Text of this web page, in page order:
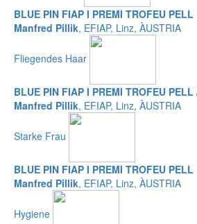
BLUE PIN FIAP I PREMI TROFEU PELL
Manfred Pillik, EFIAP, Linz, ÀUSTRIA
Fliegendes Haar
BLUE PIN FIAP I PREMI TROFEU
Manfred Pillik, EFIAP, Linz, ÀUSTRIA
Starke Frau
BLUE PIN FIAP I PREMI TROFEU PELL
Manfred Pillik, EFIAP, Linz, ÀUSTRIA
Hygiene